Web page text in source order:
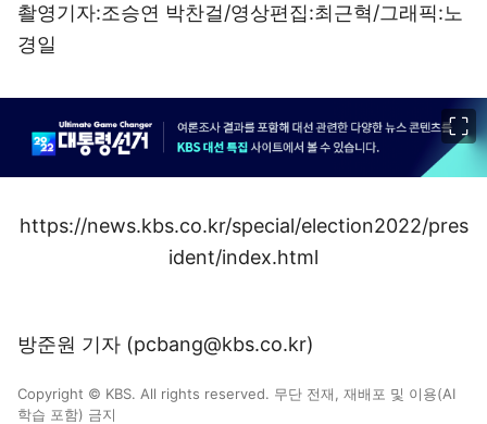
촬영기자:조승연 박찬걸/영상편집:최근혁/그래픽:노
경일
https://news.kbs.co.kr/special/election2022/pres
ident/index.html
방준원 기자 (pcbang@kbs.co.kr)
Copyright © KBS. All rights reserved. 무단 전재, 재배포 및 이용(AI
학습 포함) 금지